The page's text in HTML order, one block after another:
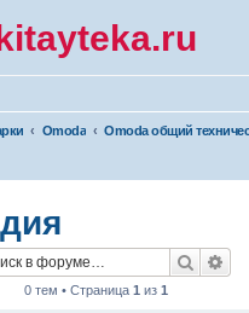
Omoda
Omoda общий
Поиск
0 тем • Страница 1 из 1